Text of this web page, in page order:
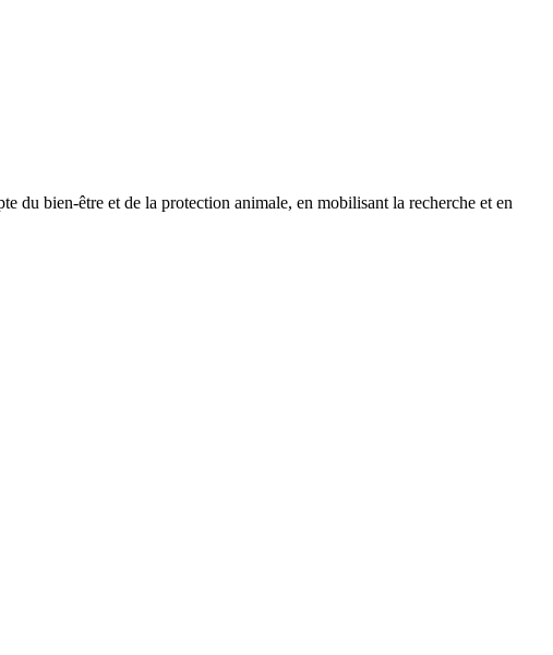
du bien-être et de la protection animale, en mobilisant la recherche et en